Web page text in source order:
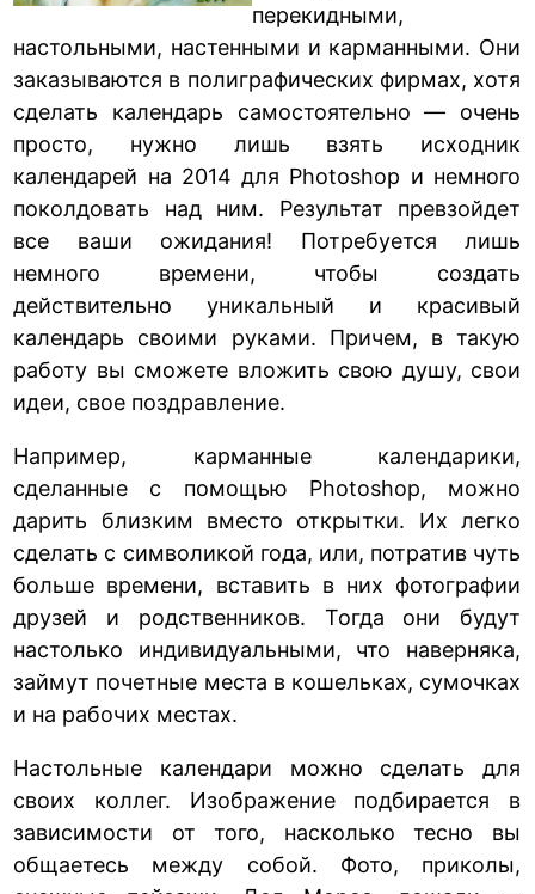
перекидными,
настольными, настенными и карманными. Они
заказываются в полиграфических фирмах, хотя
сделать календарь самостоятельно — очень
просто, нужно лишь взять исходник
календарей на 2014 для Photoshop и немного
поколдовать над ним. Результат превзойдет
все ваши ожидания! Потребуется лишь
немного времени, чтобы создать
действительно уникальный и красивый
календарь своими руками. Причем, в такую
работу вы сможете вложить свою душу, свои
идеи, свое поздравление.
Например, карманные календарики,
сделанные с помощью Photoshop, можно
дарить близким вместо открытки. Их легко
сделать с символикой года, или, потратив чуть
больше времени, вставить в них фотографии
друзей и родственников. Тогда они будут
настолько индивидуальными, что наверняка,
займут почетные места в кошельках, сумочках
и на рабочих местах.
Настольные календари можно сделать для
своих коллег. Изображение подбирается в
зависимости от того, насколько тесно вы
общаетесь между собой. Фото, приколы,